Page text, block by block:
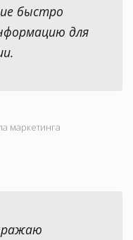
быстро
для
маркетинга